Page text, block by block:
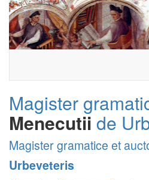
Magister
Menecutii de
Magister gramatice et
Urbeveteris